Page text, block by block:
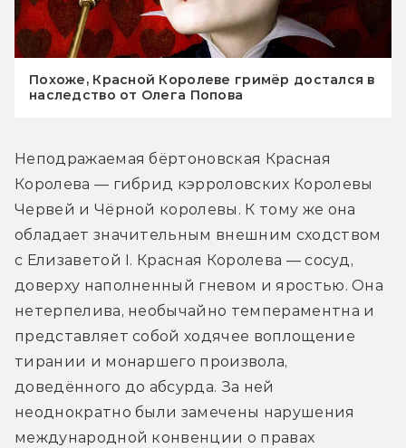
Похоже, Красной Королеве гримёр достался в
наследство от Олега Попова
Неподражаемая бёртоновская Красная
Королева — гибрид кэрроловских Королевы
Червей и Чёрной королевы. К тому же она
обладает значительным внешним сходством
с Елизаветой I. Красная Королева — сосуд,
доверху наполненный гневом и яростью. Она
нетерпелива, необычайно темпераментна и
представляет собой ходячее воплощение
тирании и монаршего произвола,
доведённого до абсурда. За ней
неоднократно были замечены нарушения
международной конвенции о правах